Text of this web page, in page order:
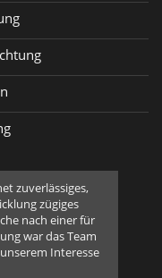
zuverlässiges,
zügiges
nach einer für
war das Team
Interesse